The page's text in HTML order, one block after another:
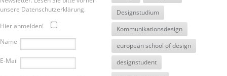
unsere Datenschutzerklärung.
Hier anmelden!
Name
E-Mail
Designstudium
Kommunikationsdesign
european school of design
designstudent